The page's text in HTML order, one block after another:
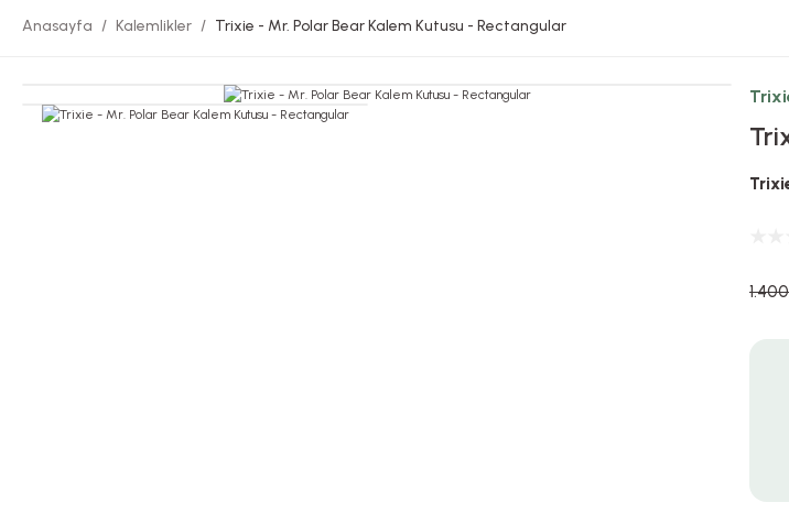
Anasayfa Kalemlikler Trixie - Mr. Polar Bear Kalem Kutusu - Rectangular